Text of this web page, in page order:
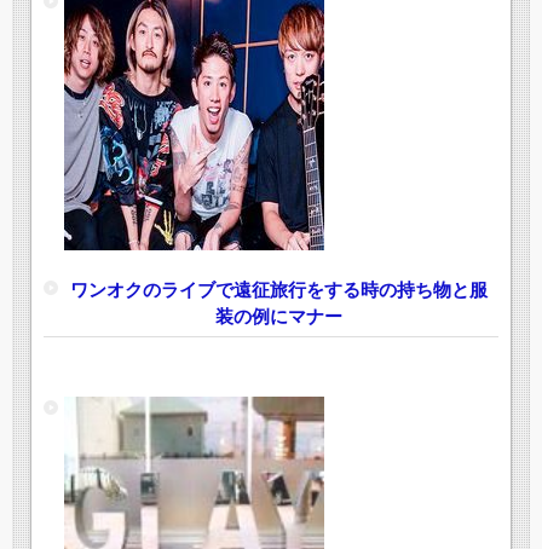
ワンオクのライブで遠征旅行をする時の持ち物と服
装の例にマナー